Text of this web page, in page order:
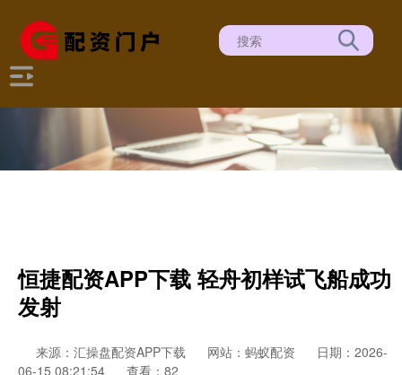
恒捷配资APP下载 轻舟初样试飞船成功
发射
来源：汇操盘配资APP下载 网站：蚂蚁配资
日期：2026-
06-15 08:21:54
查看：82